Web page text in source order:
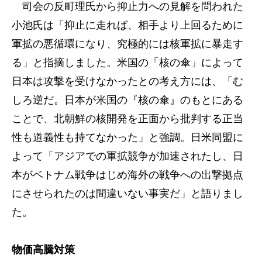
司会の反町理氏から抑止力への見解を問われた
小池氏は「抑止に走れば、相手より上回るために
軍拡の悪循環になり、究極的には核軍拡に暴走す
る」と指摘しました。米国の「核の傘」によって
日本は攻撃を受けなかったとの考え方には、「む
しろ逆だ。日本が米国の『核の傘』のもとにある
ことで、北朝鮮の核開発を正面から批判する正当
性も道義性も持てなかった」と強調。日米同盟に
よって「アジアでの軍拡競争が加速されたし、日
本がベトナム戦争はじめ海外の戦争への出撃拠点
にさせられたのは間違いない事実だ」と語りまし
た。
物価高騰対策